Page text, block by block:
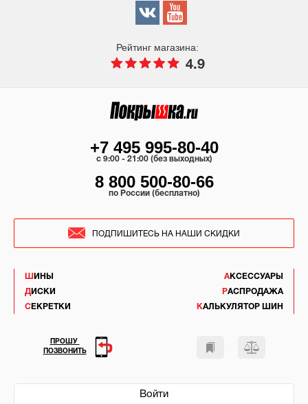
Рейтинг магазина:
4.9
ШИНЫ
ДИСКИ
СЕКРЕТКИ
АКСЕССУАРЫ
РАСПРОДАЖА
КАЛЬКУЛЯТОР ШИН
Войти
+7 495 995-80-40
c 9:00 - 21:00 (без выходных)
8 800 500-80-66
по России (бесплатно)
ПОДПИШИТЕСЬ НА НАШИ СКИДКИ
ПРОШУ
ПОЗВОНИТЬ